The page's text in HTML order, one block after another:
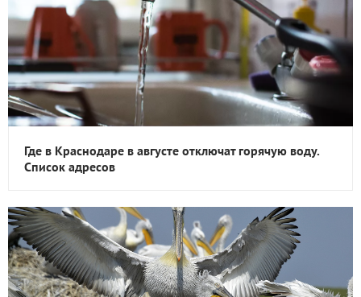
Где в Краснодаре в августе отключат горячую воду.
Список адресов